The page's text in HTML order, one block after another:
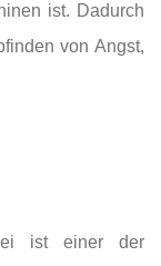
ist. Dadurch
von Angst,
ist einer der